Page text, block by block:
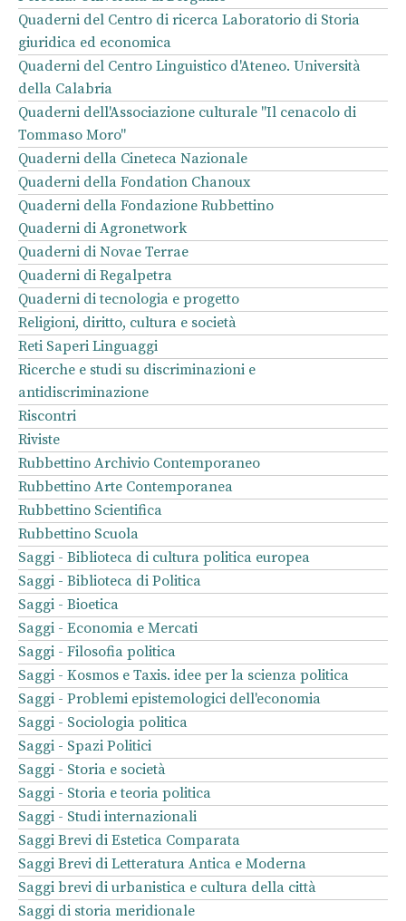
Quaderni del Centro di ricerca Laboratorio di Storia
giuridica ed economica
Quaderni del Centro Linguistico d'Ateneo. Università
della Calabria
Quaderni dell'Associazione culturale "Il cenacolo di
Tommaso Moro"
Quaderni della Cineteca Nazionale
Quaderni della Fondation Chanoux
Quaderni della Fondazione Rubbettino
Quaderni di Agronetwork
Quaderni di Novae Terrae
Quaderni di Regalpetra
Quaderni di tecnologia e progetto
Religioni, diritto, cultura e società
Reti Saperi Linguaggi
Ricerche e studi su discriminazioni e
antidiscriminazione
Riscontri
Riviste
Rubbettino Archivio Contemporaneo
Rubbettino Arte Contemporanea
Rubbettino Scientifica
Rubbettino Scuola
Saggi - Biblioteca di cultura politica europea
Saggi - Biblioteca di Politica
Saggi - Bioetica
Saggi - Economia e Mercati
Saggi - Filosofia politica
Saggi - Kosmos e Taxis. idee per la scienza politica
Saggi - Problemi epistemologici dell'economia
Saggi - Sociologia politica
Saggi - Spazi Politici
Saggi - Storia e società
Saggi - Storia e teoria politica
Saggi - Studi internazionali
Saggi Brevi di Estetica Comparata
Saggi Brevi di Letteratura Antica e Moderna
Saggi brevi di urbanistica e cultura della città
Saggi di storia meridionale